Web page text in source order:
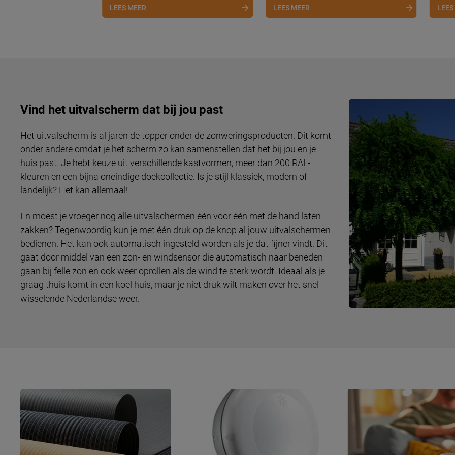
LEES MEER LEES MEER
Vind het uitvalscherm dat bij jou past
Het uitvalscherm is al jaren de topper onder de zonweringsproducten. Dit komt
onder andere omdat je het scherm zo kan samenstellen dat het bij jou en je
huis past. Je hebt keuze uit verschillende kastvormen, meer dan 200 RAL-
kleuren en een bijna oneindige doekcollectie. Is je stijl klassiek, modern of
landelijk? Het kan allemaal!
En moest je vroeger nog alle uitvalschermen één voor één met de hand laten
zakken? Tegenwoordig kun je met één druk op de knop al jouw uitvalschermen
bedienen. Het kan ook automatisch ingesteld worden als je dat fijner vindt. Dit
gaat door middel van een zon- en windsensor die automatisch naar beneden
gaan bij felle zon en ook weer oprollen als de wind te sterk wordt. Ideaal als je
graag thuis komt in een koel huis, maar je niet druk wilt maken over het snel
wisselende Nederlandse weer.